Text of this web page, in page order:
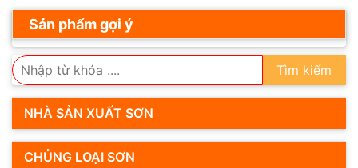
Sản phẩm gợi ý
Tìm kiếm
NHÀ SẢN XUẤT SƠN
CHỦNG LOẠI SƠN